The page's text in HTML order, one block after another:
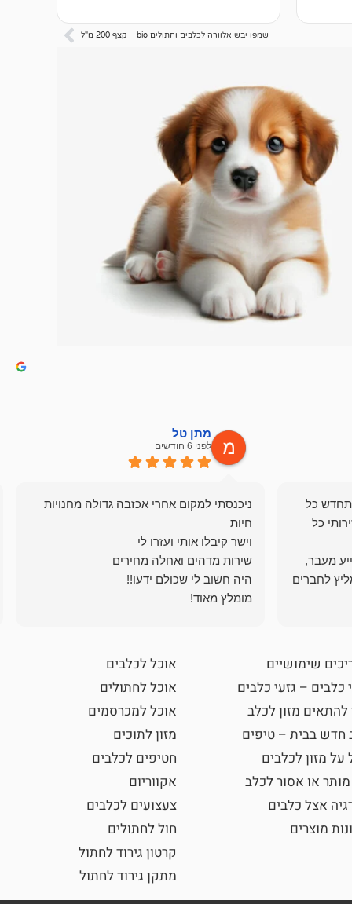
שמפו יבש אלוורה לכלבים וחתולים bio – קצף 200 מ"ל
כל
כל
מעבר,
לחברים
מתן טל
לפני 6 חודשים
ניכנסתי למקום אחרי אכזבה גדולה מחנויות
מומלץ מאוד!
שימושיים
כלבים – גזעי כלבים
להתאים מזון לכלב
חדש בבית – טיפים
על מזון לכלבים
או אסור לכלב
אצל כלבים
מוצרים
אוכל לכלבים
אוכל לחתולים
אוכל למכרסמים
מזון לתוכים
חטיפים לכלבים
אקווריום
צעצועים לכלבים
חול לחתולים
קרטון גירוד לחתול
מתקן גירוד לחתול